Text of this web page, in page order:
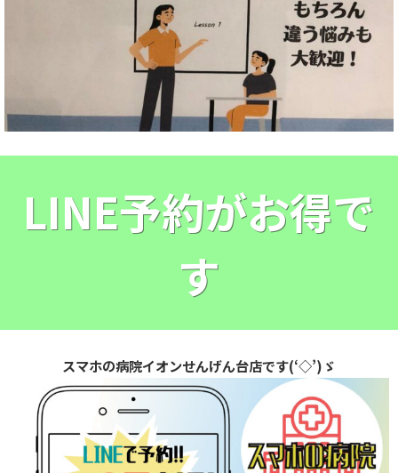
LINE予約がお得で
す
スマホの病院イオンせんげん台店です(‘◇’)ゞ